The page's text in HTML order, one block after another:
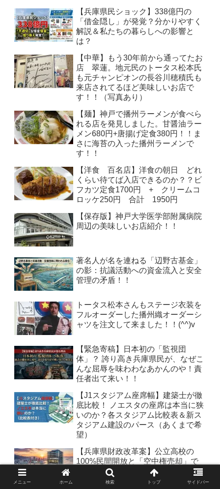
【兵庫県民ショック】338億円の
「借金隠し」が発覚？分かりやすく
解説＆私たちの暮らしへの影響と
は？
【中華】もう30年前から通ってたお
店 翠蓮。地元民のトータス松本氏
も元チャンピオンの長谷川穂積氏も
来店されてるほど美味しいお店で
す！！（写真あり）
【麺】神戸で播州ラーメンが食べら
れる店を発見しました。甘醤油ラー
メン680円+唐揚げ定食380円！！ま
さに海苔の入った播州ラーメンで
す！！
【洋食 百名店】洋食の朝日 どれ
くらい待てば入店できるのか？？ビ
フカツ定食1700円 + クリームコ
ロッケ250円 合計 1950円
【保存版】神戸大学医学部附属病院
周辺の美味しいお店紹介！！
著名人が名を連ねる「辺野古基金」
の影：抗議活動への資金流入と安全
管理の矛盾！！
トータス松本さんもステージ衣装を
フルオーダーした播州織オーダーシ
ャツを注文して来ました！！(^^)v
【緊急寄稿】日本初の「監視団
体」？ 誇り高き兵庫県民が、なぜこ
んな屈辱を味わわなあかんのや！責
任者出て来い！！
【J1スタジアム座席幅】建築士が徹
底比較！ ノエスタの座席は本当に狭
いのか？各スタジアム比較表＆新ス
タジアム建設のパース（あくまで希
望）
【兵庫県財政改革案】公立高校の
100%民間開放と「空中権売却」で
年間600億円を捻出し、世界一の教
育特区を創る提案。
メニュー ホーム 検索 トップ サイドバー